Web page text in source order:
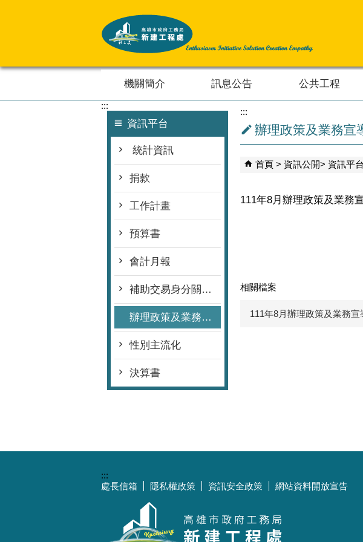
機關簡介 訊息公告 公共工程
:::
資訊平台
統計資訊
捐款
工作計畫
預算書
會計月報
補助交易身分關係揭露專區
辦理政策及業務宣導情形表
性別主流化
決算書
:::
辦理政策及業務宣
首頁 資訊公開 資訊平台
111年8月辦理政策及業務
相關檔案
111年8月辦理政策及業務
:::
處長信箱
隱私權政策 資訊安全政策 網站資料開放宣告